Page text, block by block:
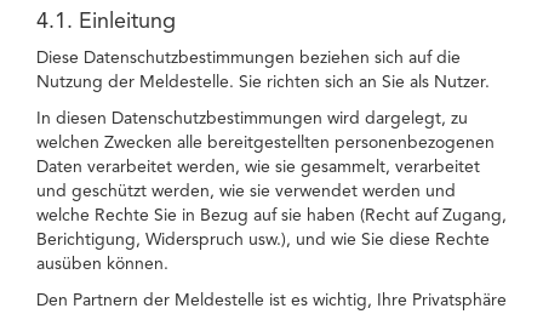
4.1. Einleitung
Diese Datenschutzbestimmungen beziehen sich auf die
Nutzung der Meldestelle. Sie richten sich an Sie als Nutzer.
In diesen Datenschutzbestimmungen wird dargelegt, zu
welchen Zwecken alle bereitgestellten personenbezogenen
Daten verarbeitet werden, wie sie gesammelt, verarbeitet
und geschützt werden, wie sie verwendet werden und
welche Rechte Sie in Bezug auf sie haben (Recht auf Zugang,
Berichtigung, Widerspruch usw.), und wie Sie diese Rechte
ausüben können.
Den Partnern der Meldestelle ist es wichtig, Ihre Privatsphäre